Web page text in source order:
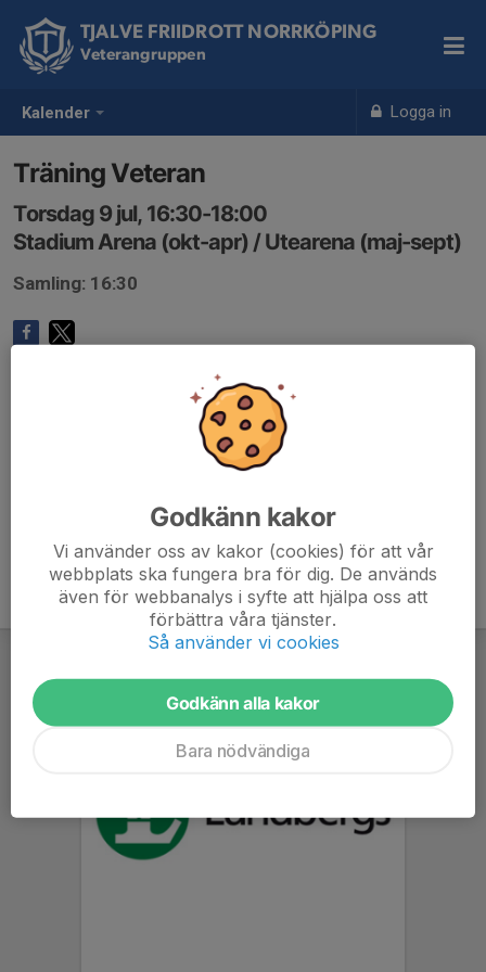
Kalender Logga in
TJALVE FRIIDROTT NORRKÖPING
Veterangruppen
Träning Veteran
Torsdag 9 jul, 16:30-18:00
Stadium Arena (okt-apr) / Utearena (maj-sept)
Samling: 16:30
Godkänn kakor
Vi använder oss av kakor (cookies) för att vår
webbplats ska fungera bra för dig. De används
även för webbanalys i syfte att hjälpa oss att
förbättra våra tjänster.
Så använder vi cookies
Godkänn alla kakor
Bara nödvändiga